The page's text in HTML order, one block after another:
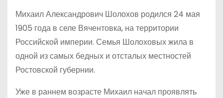
Михаил Александрович Шолохов родился 24 мая
1905 года в селе Вячентовка, на территории
Российской империи. Семья Шолоховых жила в
одной из самых бедных и отсталых местностей
Ростовской губернии.
Уже в раннем возрасте Михаил начал проявлять